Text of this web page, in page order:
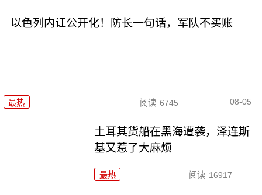
以色列内讧公开化！防长一句话，军队不买账
最热 阅读 6745 08-05
土耳其货船在黑海遭袭，泽连斯
基又惹了大麻烦
最热 阅读 16917